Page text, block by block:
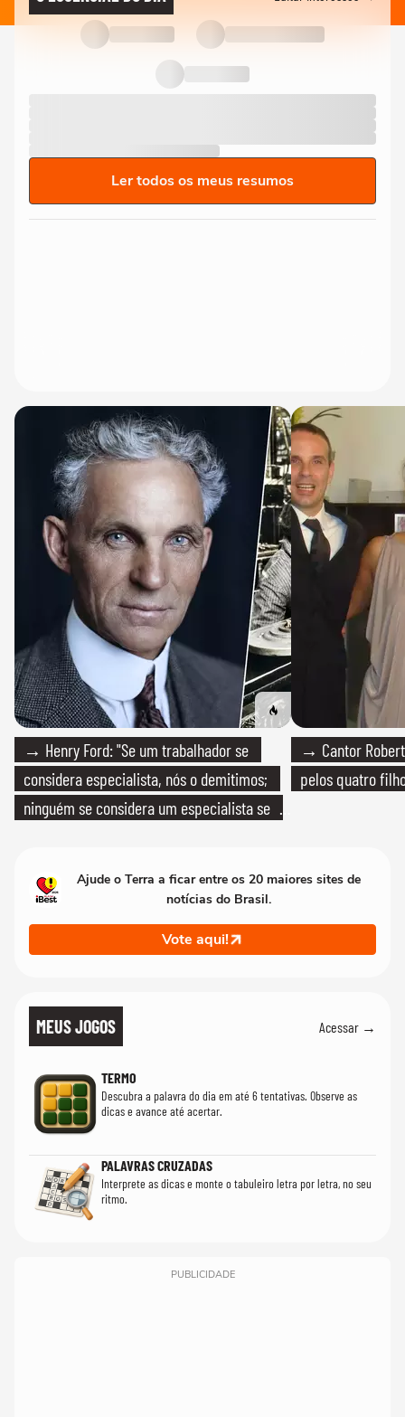
Ler todos os meus resumos
→ Henry Ford: "Se um trabalhador se
considera especialista, nós o demitimos;
ninguém se considera um especialista se
→ Cantor
pelos quatro
Ajude o Terra a ficar entre os 20 maiores sites de
notícias do Brasil.
Vote aqui!
MEUS JOGOS Acessar →
TERMO
Descubra a palavra do dia em até 6 tentativas. Observe as
dicas e avance até acertar.
PALAVRAS CRUZADAS
Interprete as dicas e monte o tabuleiro letra por letra, no seu
ritmo.
PUBLICIDADE